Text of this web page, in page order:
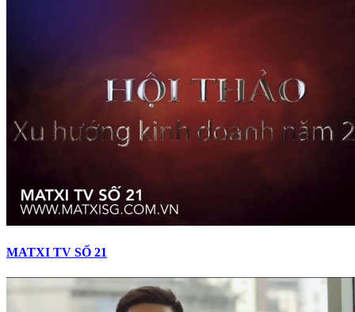
MATXI TV SỐ 21